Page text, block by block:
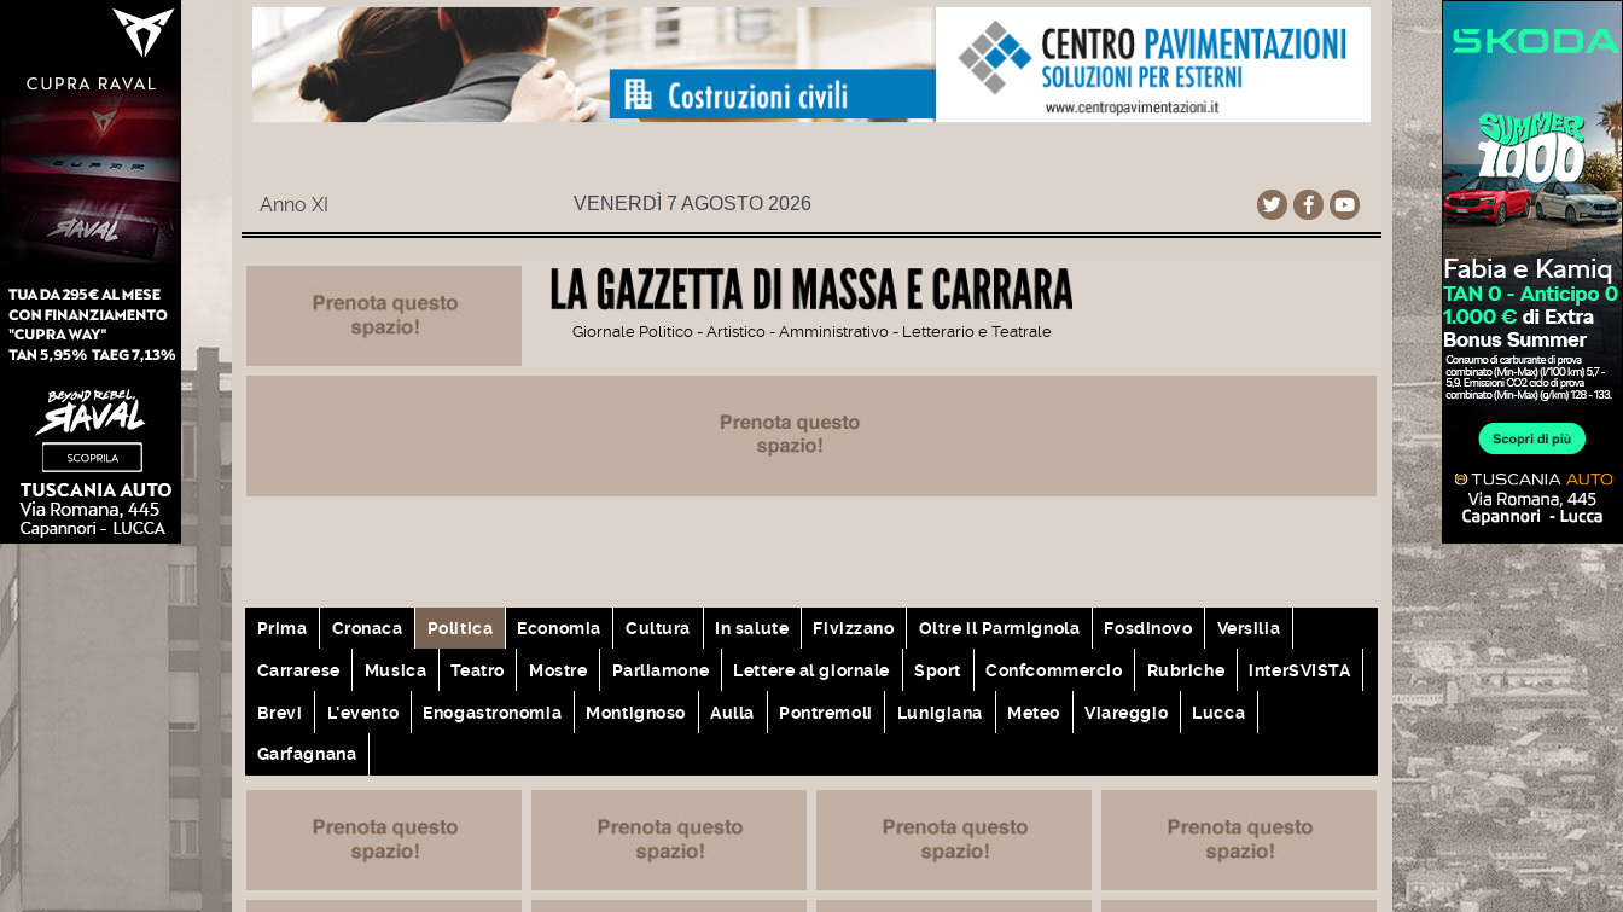
Anno XI VENERDÌ 7 AGOSTO 2026
Giornale Politico - Artistico - Amministrativo - Letterario e Teatrale
Prima Cronaca Politica Economia Cultura In salute Fivizzano Oltre il Parmignola Fosdinovo Versilia
Carrarese Musica Teatro Mostre Parliamone Lettere al giornale Sport Confcommercio Rubriche interSVISTA
Brevi L'evento Enogastronomia Montignoso Aulla Pontremoli Lunigiana Meteo Viareggio Lucca
Garfagnana